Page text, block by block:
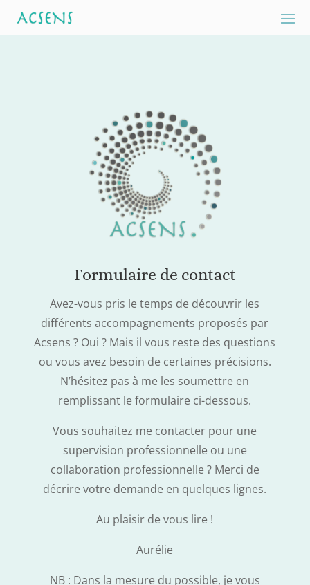
Formulaire de contact
Avez-vous pris le temps de découvrir les
différents accompagnements proposés par
Acsens ? Oui ? Mais il vous reste des questions
ou vous avez besoin de certaines précisions.
N’hésitez pas à me les soumettre en
remplissant le formulaire ci-dessous.
Vous souhaitez me contacter pour une
supervision professionnelle ou une
collaboration professionnelle ? Merci de
décrire votre demande en quelques lignes.
Au plaisir de vous lire !
Aurélie
NB : Dans la mesure du possible, je vous